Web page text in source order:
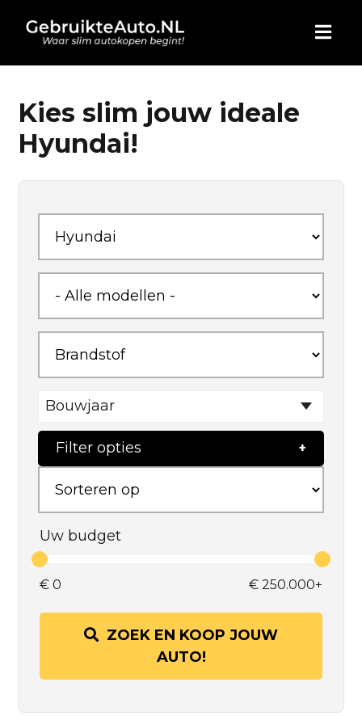
HOME
AUTO KOPEN
BLOG
WIE ZIJN WIJ
CONTACT
Kies slim jouw ideale
Hyundai!
Bouwjaar
Filter opties
Uw budget
€ 0 € 250.000+
ZOEK EN KOOP JOUW
AUTO!